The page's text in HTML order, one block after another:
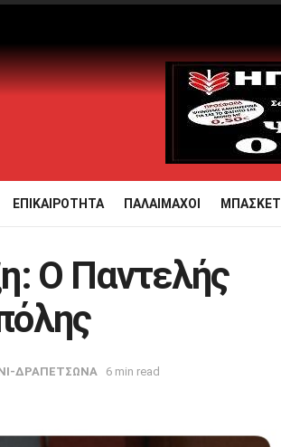
ΕΠΙΚΑΙΡΟΤΗΤΑ ΠΑΛΑΙΜΑΧΟΙ ΜΠΑΣΚΕΤ
Ο Παντελής
ΔΡΑΠΕΤΣΩΝΑ 6 min read